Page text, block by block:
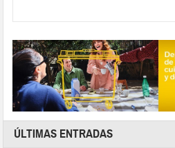
ÚLTIMAS ENTRADAS